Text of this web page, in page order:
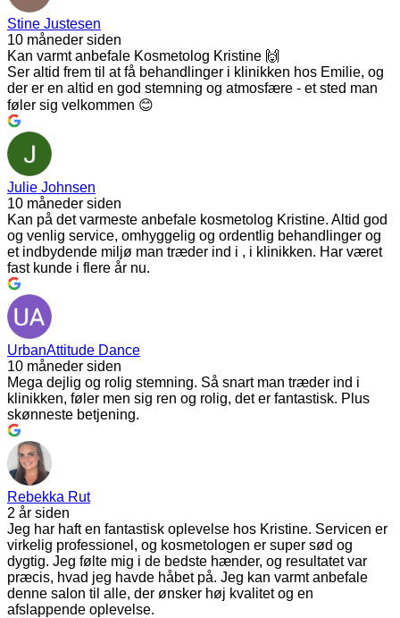
Stine Justesen
10 måneder siden
Kan varmt anbefale Kosmetolog Kristine 🙌
Ser altid frem til at få behandlinger i klinikken hos Emilie, og
der er en altid en god stemning og atmosfære - et sted man
føler sig velkommen 😊
Julie Johnsen
10 måneder siden
Kan på det varmeste anbefale kosmetolog Kristine. Altid god
og venlig service, omhyggelig og ordentlig behandlinger og
et indbydende miljø man træder ind i , i klinikken. Har været
fast kunde i flere år nu.
UrbanAttitude Dance
10 måneder siden
Mega dejlig og rolig stemning. Så snart man træder ind i
klinikken, føler men sig ren og rolig, det er fantastisk. Plus
skønneste betjening.
Rebekka Rut
2 år siden
Jeg har haft en fantastisk oplevelse hos Kristine. Servicen er
virkelig professionel, og kosmetologen er super sød og
dygtig. Jeg følte mig i de bedste hænder, og resultatet var
præcis, hvad jeg havde håbet på. Jeg kan varmt anbefale
denne salon til alle, der ønsker høj kvalitet og en
afslappende oplevelse.